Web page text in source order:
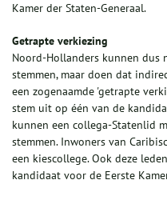
Kamer der Staten-Generaal.
Getrapte verkiezing
Noord-Hollanders kunnen dus
stemmen, maar doen dat
een zogenaamde 'getrapte
stem uit op één van de
kunnen een collega-Statenlid
stemmen. Inwoners van
een kiescollege. Ook deze
kandidaat voor de Eerste